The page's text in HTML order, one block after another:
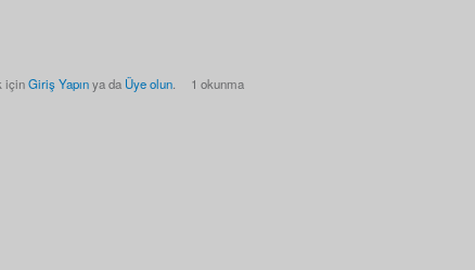
içinGiriş Yapınya da Üye olun. 1 okunma